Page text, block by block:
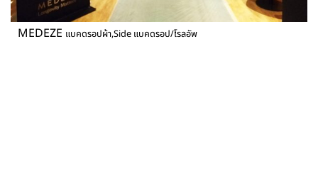
MEDEZE แบคดรอปผ้า,Side แบคดรอป/โรลอัพ